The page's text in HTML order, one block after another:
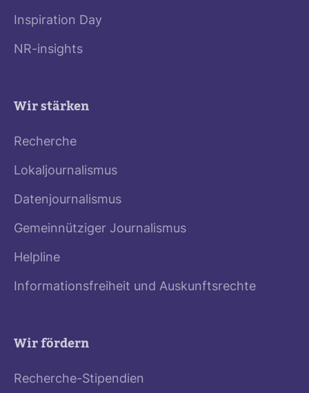
Inspiration Day
NR-insights
Wir stärken
Recherche
Lokaljournalismus
Datenjournalismus
Gemeinnütziger Journalismus
Helpline
Informationsfreiheit und Auskunftsrechte
Wir fördern
Recherche-Stipendien